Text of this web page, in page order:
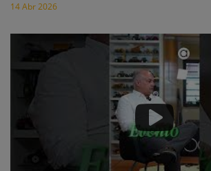
14 Abr 2026